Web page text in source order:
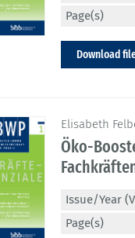
Page(s)
Download
Elisabeth
Öko-
Issue/Year
Page(s)